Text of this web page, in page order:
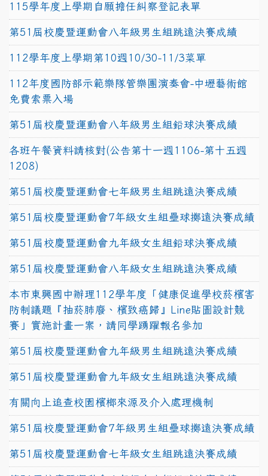
115學年度上學期自願擔任糾察登記表單
第51屆校慶暨運動會八年級男生組跳遠決賽成績
112學年度上學期第10週10/30-11/3菜單
112年度國防部示範樂隊管樂團演奏會-中壢藝術館
免費索票入場
第51屆校慶暨運動會八年級男生組鉛球決賽成績
各班午餐資料請核對(公告第十一週1106-第十五週
1208)
第51屆校慶暨運動會七年級男生組跳遠決賽成績
第51屆校慶暨運動會7年級女生組壘球擲遠決賽成績
第51屆校慶暨運動會九年級女生組鉛球決賽成績
第51屆校慶暨運動會八年級女生組跳遠決賽成績
本市東興國中辦理112學年度「健康促進學校菸檳害
防制議題『抽菸肺廢、檳致癌歸』Line貼圖設計競
賽」實施計畫一案，請同學踴躍報名參加
第51屆校慶暨運動會九年級男生組跳遠決賽成績
第51屆校慶暨運動會九年級女生組跳遠決賽成績
有關向上追查校園檳榔來源及介入處理機制
第51屆校慶暨運動會7年級男生組壘球擲遠決賽成績
第51屆校慶暨運動會七年級女生組跳遠決賽成績